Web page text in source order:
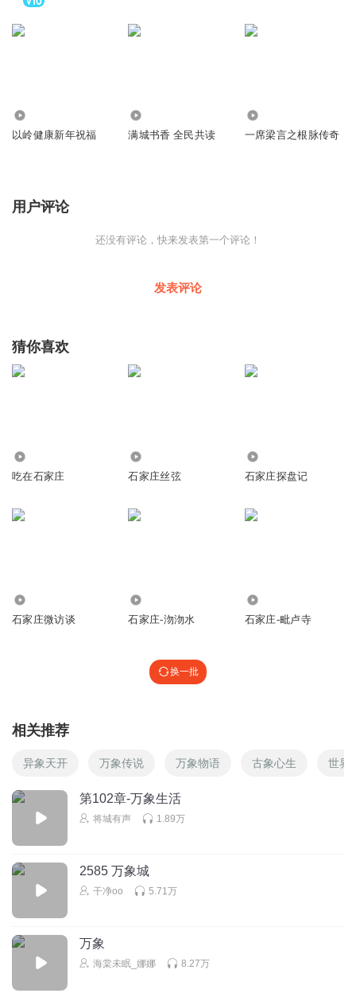
以岭健康新年祝福 满城书香 全民共读 一席梁言之根脉传奇
用户评论
还没有评论，快来发表第一个评论！
发表评论
猜你喜欢
吃在石家庄 石家庄丝弦 石家庄探盘记
石家庄微访谈 石家庄-沕沕水 石家庄-毗卢寺
换一批
相关推荐
异象天开 万象传说 万象物语 古象心生 世界
第102章-万象生活
将城有声 1.89万
2585 万象城
干净oo 5.71万
万象
海棠未眠_娜娜 8.27万